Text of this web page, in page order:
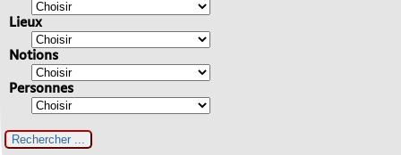
Lieux
Notions
Personnes